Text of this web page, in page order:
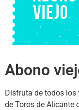
Abono
Disfruta de todos los
de Toros de Alicante